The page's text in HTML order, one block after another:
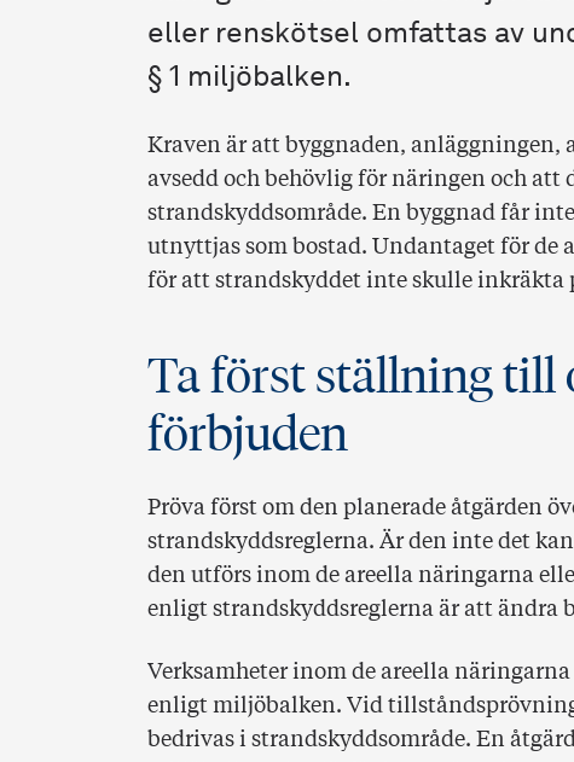
eller renskötsel omfattas av
§ 1 miljöbalken.
Kraven är att byggnaden, anläggningen,
avsedd och behövlig för näringen och
strandskyddsområde. En byggnad får
utnyttjas som bostad. Undantaget för
för att strandskyddet inte skulle inkräkta
Ta först ställning till
förbjuden
Pröva först om den planerade åtgärden
strandskyddsreglerna. Är den inte det
den utförs inom de areella näringarna
enligt strandskyddsreglerna är att ändra
Verksamheter inom de areella
enligt miljöbalken. Vid
bedrivas i strandskyddsområde. En